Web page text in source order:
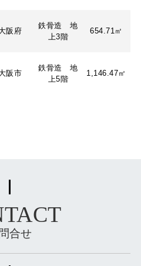
阪府
鉄骨造 地
上3階
654.71㎡
阪市
鉄骨造 地
上5階
1,146.47㎡
合せ